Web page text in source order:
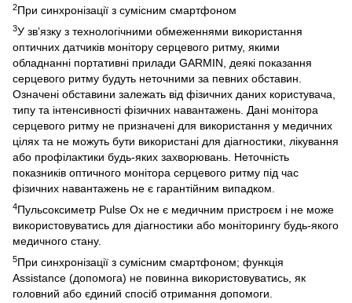
2При синхронізації з сумісним смартфоном
3У зв’язку з технологічними обмеженнями використання
оптичних датчиків монітору серцевого ритму, якими
обладнанні портативні прилади GARMIN, деякі показання
серцевого ритму будуть неточними за певних обставин.
Означені обставини залежать від фізичних даних користувача,
типу та інтенсивності фізичних навантажень. Дані монітора
серцевого ритму не призначені для використання у медичних
цілях та не можуть бути використані для діагностики, лікування
або профілактики будь-яких захворювань. Неточність
показників оптичного монітора серцевого ритму під час
фізичних навантажень не є гарантійним випадком.
4Пульсоксиметр Pulse Ox не є медичним пристроєм і не може
використовуватись для діагностики або моніторингу будь-якого
медичного стану.
5При синхронізації з сумісним смартфоном; функція
Assistance (допомога) не повинна використовуватись, як
головний або єдиний спосіб отримання допомоги.